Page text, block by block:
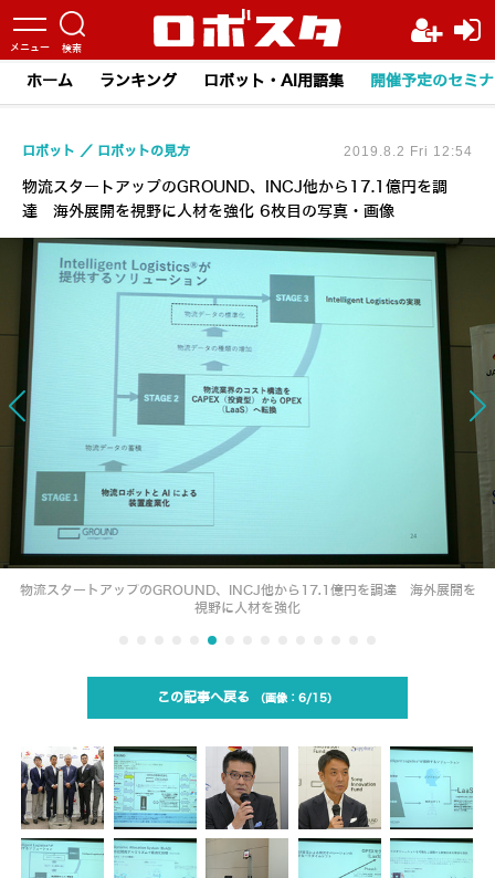
ホーム ランキング ロボット・AI用語集 開催予定のセミ
物流スタートアップのGROUND、INCJ他から17.1億円を調
達 海外展開を視野に人材を強化 6枚目の写真・画像
ロボット ロボットの見方 2019.8.2 Fri 12:54
物流スタートアップのGROUND、INCJ他から17.1億円を調達 海外展開を
視野に人材を強化
この記事へ戻る 6/15